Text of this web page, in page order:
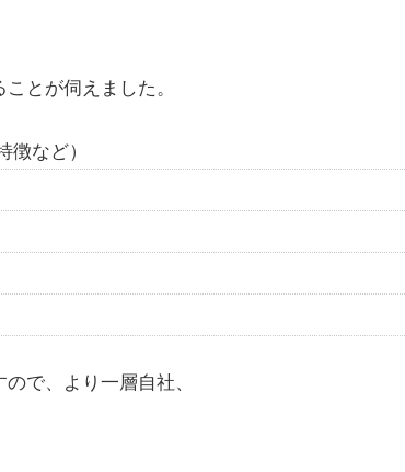
とが伺えました。
など）
で、より一層自社、